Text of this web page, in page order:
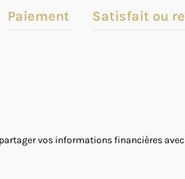
Paiement Satisfait ou
vos informations financières